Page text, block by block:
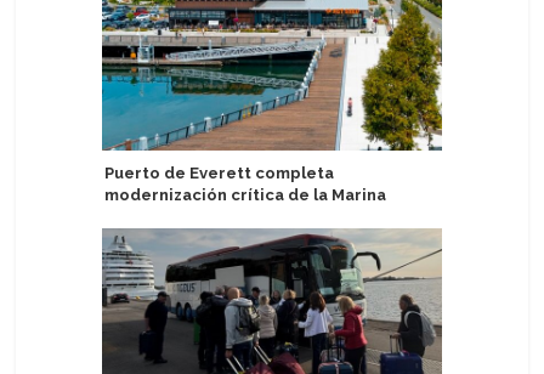
Puerto de Everett completa
modernización crítica de la Marina